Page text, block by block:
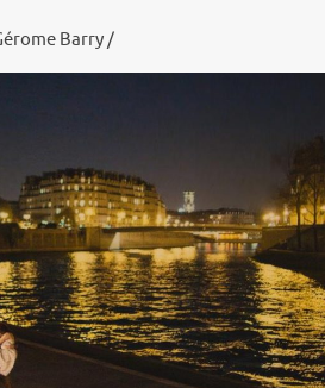
Barry /